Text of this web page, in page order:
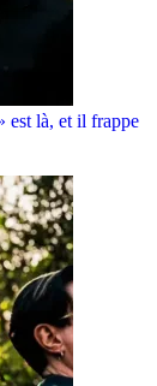
est là, et il frappe